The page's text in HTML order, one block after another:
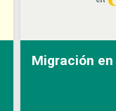
Migración